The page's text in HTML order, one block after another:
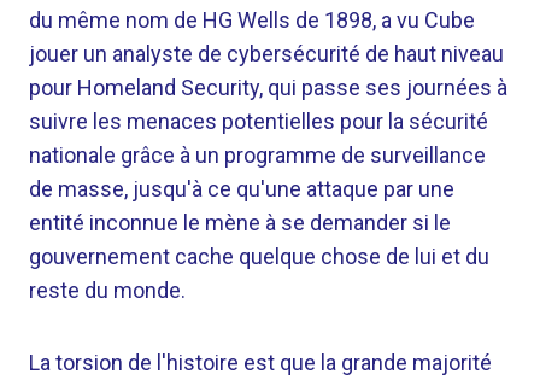
du même nom de HG Wells de 1898, a vu Cube
jouer un analyste de cybersécurité de haut niveau
pour Homeland Security, qui passe ses journées à
suivre les menaces potentielles pour la sécurité
nationale grâce à un programme de surveillance
de masse, jusqu'à ce qu'une attaque par une
entité inconnue le mène à se demander si le
gouvernement cache quelque chose de lui et du
reste du monde.
La torsion de l'histoire est que la grande majorité